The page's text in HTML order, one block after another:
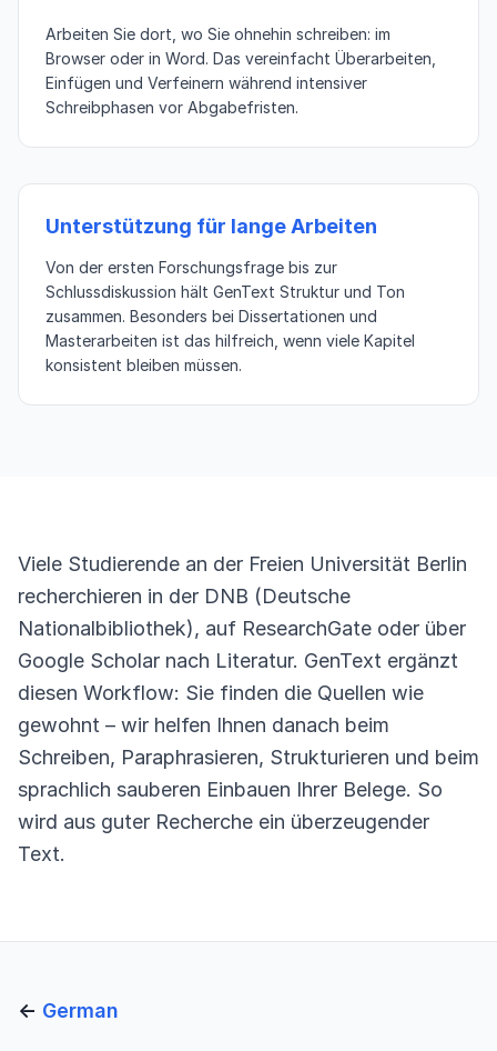
Arbeiten Sie dort, wo Sie ohnehin schreiben: im
Browser oder in Word. Das vereinfacht Überarbeiten,
Einfügen und Verfeinern während intensiver
Schreibphasen vor Abgabefristen.
Unterstützung für lange Arbeiten
Von der ersten Forschungsfrage bis zur
Schlussdiskussion hält GenText Struktur und Ton
zusammen. Besonders bei Dissertationen und
Masterarbeiten ist das hilfreich, wenn viele Kapitel
konsistent bleiben müssen.
Viele Studierende an der Freien Universität Berlin
recherchieren in der DNB (Deutsche
Nationalbibliothek), auf ResearchGate oder über
Google Scholar nach Literatur. GenText ergänzt
diesen Workflow: Sie finden die Quellen wie
gewohnt – wir helfen Ihnen danach beim
Schreiben, Paraphrasieren, Strukturieren und beim
sprachlich sauberen Einbauen Ihrer Belege. So
wird aus guter Recherche ein überzeugender
Text.
← German